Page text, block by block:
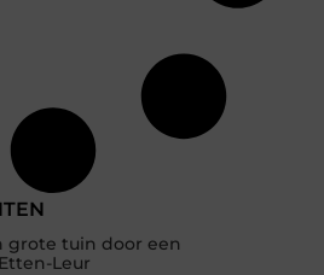
grote tuin door een
Leur